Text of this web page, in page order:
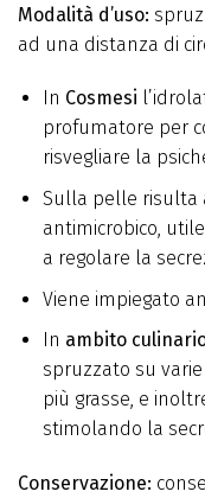
Modalità d’uso:
ad una distanza di
In Cosmesi
profumatore per
risvegliare la
Sulla pelle risulta
antimicrobico,
a regolare la
Viene impiegato
In ambito
spruzzato su
più grasse, e
stimolando la
Conservazione: